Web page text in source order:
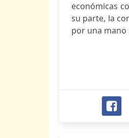
económicas
su parte, la
por una mano